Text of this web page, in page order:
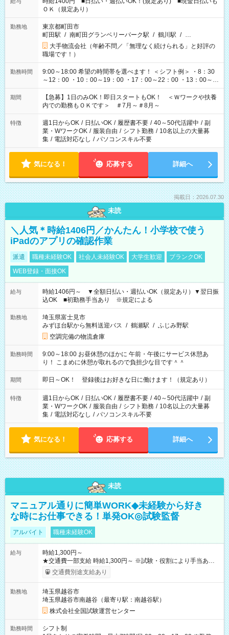
ＯＫ（規定あり）
勤務地
東京都町田市
町田駅 / 南町田グランベリーパーク駅 / 鶴川駅 / …
大手物流会社（年齢不問／「無理なく続けられる」と好評の
職場です！）
勤務時間
9:00～18:00 希望の時間帯を選べます！ ＜シフト例＞ ・8：30
～12：00 ・10：00～19：00 ・17：00～22：00 ・13：00～
22：00 ・22：00～翌6：00 など
期間
【急募】1日のみOK！即日スタートもOK！ ＜Ｗワークや扶養
内での勤務もＯＫです＞ ＃7月～＃8月～
特徴 週1日からOK / 日払いOK / 履歴書不要 / 40～50代活躍中 / 副
業・WワークOK / 服装自由 / シフト勤務 / 10名以上の大量募
集 / 電話対応なし / パソコンスキル不要
気になる！ 応募する 詳細へ
掲載日：2026.07.30
未読
＼人気＊時給1406円／かんたん！小学校で使う
iPadのアプリの確認作業
派遣 職種未経験OK 社会人未経験OK 大学生歓迎
ブランクOK
WEB登録・面接OK
給与
時給1406円～ ▼全額日払い・週払いOK（規定あり）▼翌日振
込OK ■初勤務手当あり ※規定による
勤務地
埼玉県富士見市
みずほ台駅から無料送迎バス / 鶴瀬駅 / ふじみ野駅
空調完備の物流倉庫
勤務時間
9:00～18:00 お昼休憩のほかに 午前・午後にサービス休憩あ
り！ こまめに休憩が取れるので負担少な目です＾＾
期間 即日～OK！ 登録後はお好きな日に働けます！（規定あり）
特徴 週1日からOK / 日払いOK / 履歴書不要 / 40～50代活躍中 / 副
業・WワークOK / 服装自由 / シフト勤務 / 10名以上の大量募
集 / 電話対応なし / パソコンスキル不要
気になる！ 応募する 詳細へ
未読
マニュアル通りに簡単WORK◆未経験から好き
な時にお仕事できる！単発OK◎試験監督
アルバイト 職種未経験OK
給与
時給1,300円～
★交通費一部支給 時給1,300円～ ※試験・役割により手当あり
※勤務回数により昇給あり 【即給（前払い）オプションあ
り！】 希望される場合、勤務から1週間ほどで給与の一部を受け
例】 ・河合塾模擬試験 8:30～17:30（休憩1時間） 時給1,300円
×8時間＝日収10,400円＋交通費 ※当日の役割により時給＋100
円の場合あり ・国家試験 7:00～13:30（休憩なし） 時給1,300
円（役割手当＋100円）×6時間＝日収8,400円＋交通費 【試用期
間】試用期間なし
交通費別途支給あり
勤務地
埼玉県越谷市
埼玉県越谷市南越谷（最寄り駅：南越谷駅）
株式会社全国試験運営センター
勤務時間
シフト制